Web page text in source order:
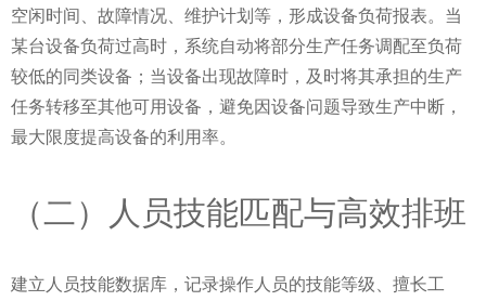
空闲时间、故障情况、维护计划等，形成设备负荷报表。当
某台设备负荷过高时，系统自动将部分生产任务调配至负荷
较低的同类设备；当设备出现故障时，及时将其承担的生产
任务转移至其他可用设备，避免因设备问题导致生产中断，
最大限度提高设备的利用率。
（二）人员技能匹配与高效排班
建立人员技能数据库，记录操作人员的技能等级、擅长工